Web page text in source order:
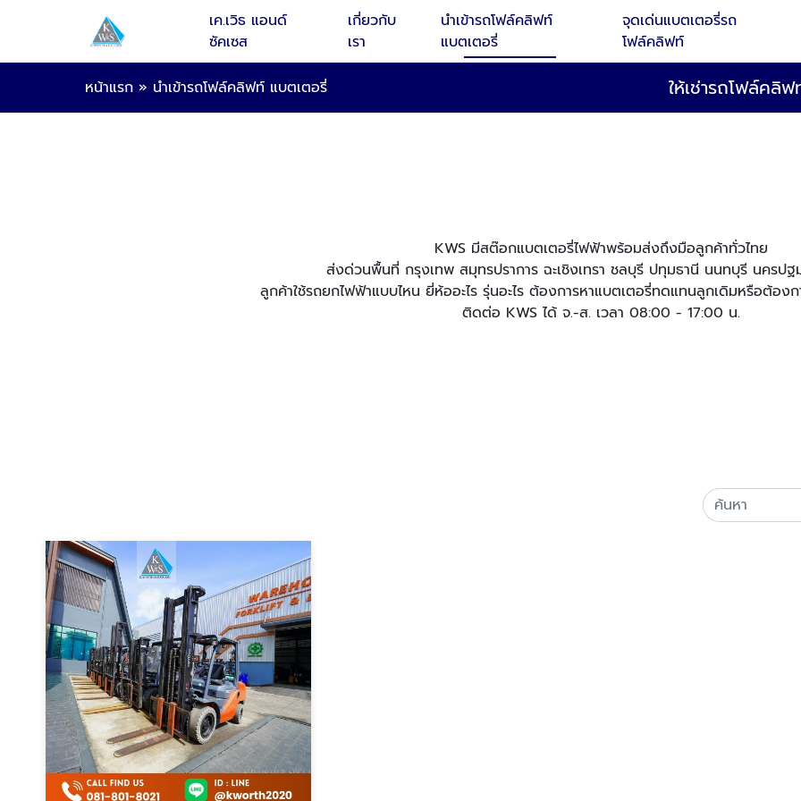
เค.เวิธ แอนด์
ซัคเซส
เกี่ยวกับ
เรา
นำเข้ารถโฟล์คลิฟท์
แบตเตอรี่
จุดเด่นแบตเตอรี่รถ
โฟล์คลิฟท์
หน้าแรก » นำเข้ารถโฟล์คลิฟท์ แบตเตอรี่ ให้เช่ารถโฟล์ค
KWS มีสต๊อกแบตเตอรี่ไฟฟ้าพร้อมส่งถึงมือลูกค้าทั่วไทย
ส่งด่วนพื้นที่ กรุงเทพ สมุทรปราการ ฉะเชิงเทรา ชลบุรี ปทุมธานี นนทบุรี นครป
ลูกค้าใช้รถยกไฟฟ้าแบบไหน ยี่ห้ออะไร รุ่นอะไร ต้องการหาแบตเตอรี่ทดแทนลูกเดิมหรือต้อง
ติดต่อ KWS ได้ จ.-ส. เวลา 08:00 - 17:00 น.